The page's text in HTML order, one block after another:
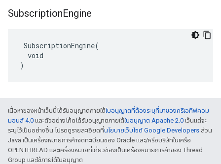
SubscriptionEngine
SubscriptionEngine(
  void
)
เนื้อหาของหน้าเว็บนี้ได้รับอนุญาตภายใต้ใบอนุญาตที่ต้องระบุที่มาของครีเอทีฟคอม
มอนส์ 4.0 และตัวอย่างโค้ดได้รับอนุญาตภายใต้ใบอนุญาต Apache 2.0 เว้นแต่จะ
ระบุไว้เป็นอย่างอื่น โปรดดูรายละเอียดที่นโยบายเว็บไซต์ Google Developers ส่วน
Java เป็นเครื่องหมายการค้าจดทะเบียนของ Oracle และ/หรือบริษัทในเครือ
OPENTHREAD และเครื่องหมายที่เกี่ยวข้องเป็นเครื่องหมายการค้าของ Thread
Group และใช้ภายใต้ใบอนุญาต